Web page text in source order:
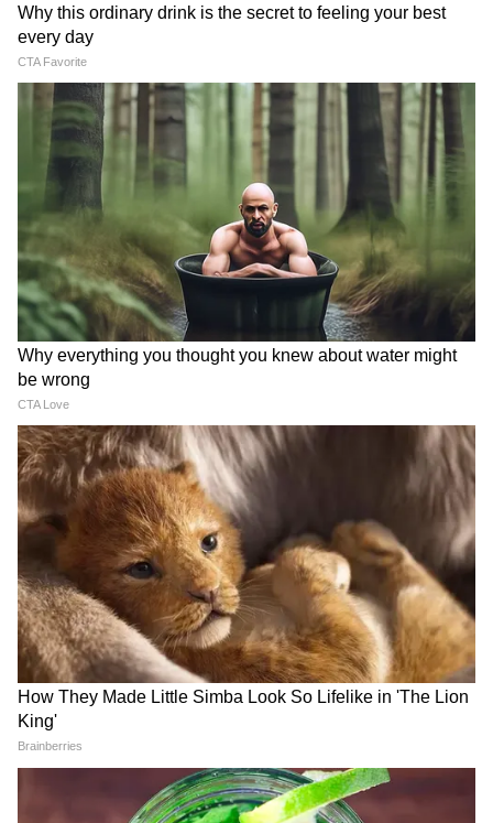
feed.)
PF Withdrawal: नौकरी छोड़ते ही
PF निकालने की न करें जल्दबाजी!
36 महीने तक मिल सकता है बड़ा
फायदा
सोलर पैनल लगवाने से पहले देख लें
छत की ये 5 चीजें, वरना बचत की
जगह हो सकता है नुकसान
LATEST VIDEOS
Modi in IIT Delhi: '1 लाख करोड़..अंग्रेजी में
बोलूं', देश के युवाओं को Modi ने दिया बहुत बड़ा
टास्क
देर रात Rishabh Pant की इस शिकायत पर
CM Pushkar Dhami की पहली प्रतिक्रिया